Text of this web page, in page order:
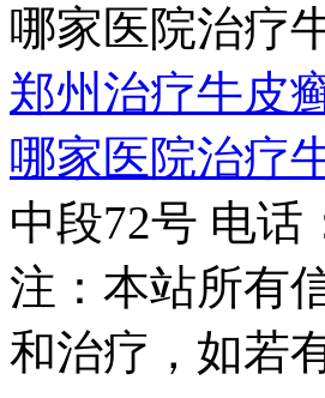
哪家医院治疗
郑州治疗牛皮
哪家医院治疗
中段72号 电话
注：本站所有
和治疗，如若